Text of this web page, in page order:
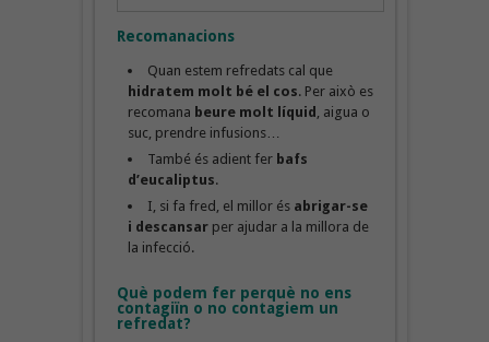
Recomanacions
Quan estem refredats cal que
hidratem molt bé el cos. Per això es
recomana beure molt líquid , aigua o
suc, prendre infusions…
També és adient fer bafs
d’eucaliptus.
I, si fa fred, el millor és abrigar-se
i descansarper ajudar a la millora de
la infecció.
Què podem fer perquè no ens
contagiïn o no contagiem un
refredat?